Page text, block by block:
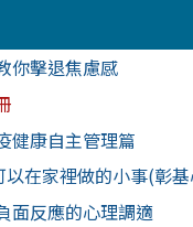
你擊退焦慮感
健康自主管理篇
在家裡做的小事(彰
面反應的心理調適